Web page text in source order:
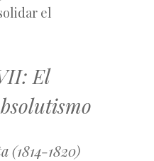
el
El
(1814-1820)